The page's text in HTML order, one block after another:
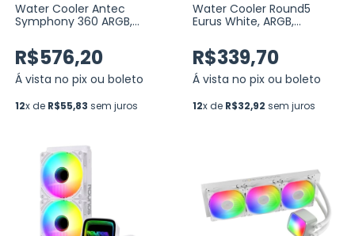
Water Cooler Antec
Symphony 360 ARGB,
(Symphony360ARGBWhite)
R$576,20
Á vista no pix ou boleto
12x de R$55,83 sem juros
Water Cooler Round5
Eurus White, ARGB,
White (R5-WC-EURUS-
360W-2233
R$339,70
Á vista no pix ou boleto
12x de R$32,92 sem juros